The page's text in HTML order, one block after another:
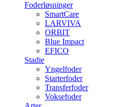
Foderløsninger
SmartCare
LARVIVA
ORBIT
Blue Impact
EFICO
Stadie
Yngelfoder
Starterfoder
Transferfoder
Voksefoder